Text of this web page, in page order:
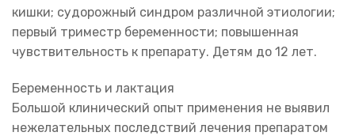
кишки; судорожный синдром различной этиологии;
первый триместр беременности; повышенная
чувствительность к препарату. Детям до 12 лет.
Беременность и лактация
Большой клинический опыт применения не выявил
нежелательных последствий лечения препаратом